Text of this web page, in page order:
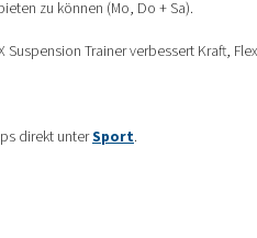
zu können (Mo, Do + Sa).
Suspension Trainer verbessert Kraft,
direkt unterSport.